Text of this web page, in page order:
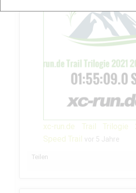
xc-run.de Trail Trilogie
Speed Trail
vor 5 Jahre
Teilen